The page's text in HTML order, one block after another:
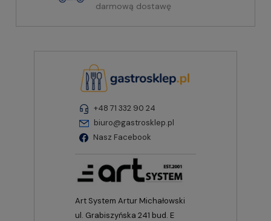
darmową dostawę
+48 71 332 90 24
biuro@gastrosklep.pl
Nasz Facebook
Art System Artur Michałowski
ul. Grabiszyńska 241 bud. E